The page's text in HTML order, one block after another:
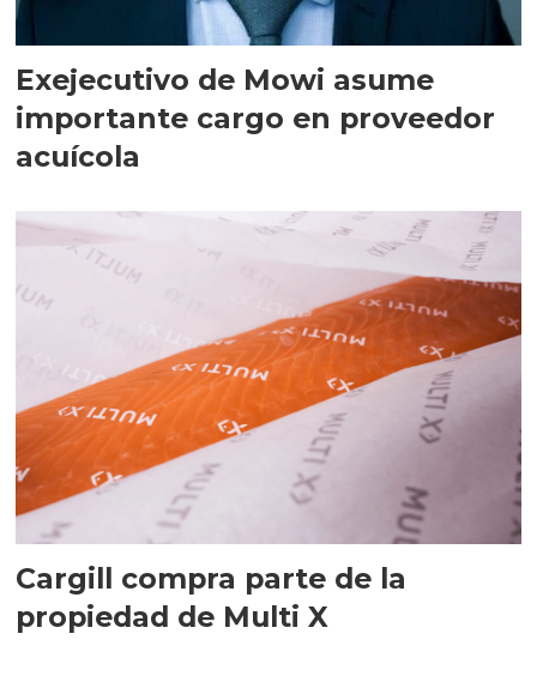
Exejecutivo de Mowi asume
importante cargo en proveedor
acuícola
Cargill compra parte de la
propiedad de Multi X